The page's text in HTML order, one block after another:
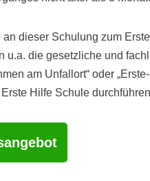
an dieser Schulung zum
u.a. die gesetzliche und
am Unfallort“ oder
Hilfe Schule